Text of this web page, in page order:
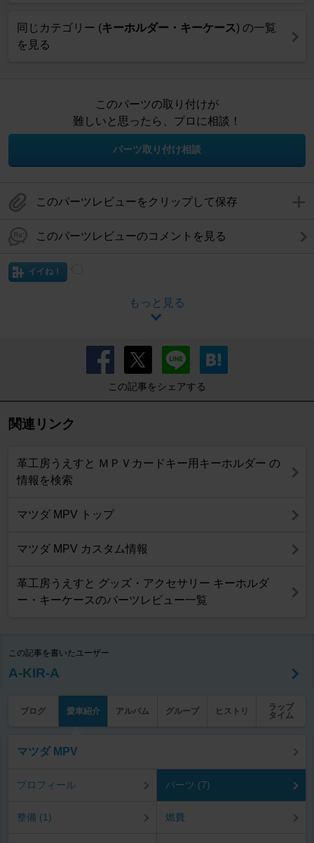
同じカテゴリー (キーホルダー・キーケース) の一覧
を見る
このパーツの取り付けが
難しいと思ったら、プロに相談！
パーツ取り付け相談
このパーツレビューをクリップして保存
このパーツレビューのコメントを見る
イイね！
もっと見る
この記事をシェアする
関連リンク
革工房うえすと ＭＰＶカードキー用キーホルダー の
情報を検索
マツダ MPV トップ
マツダ MPV カスタム情報
革工房うえすと グッズ・アクセサリー キーホルダ
ー・キーケースのパーツレビュー一覧
この記事を書いたユーザー
A-KIR-A
ブログ 愛車紹介 アルバム グループ ヒストリ
ラップ
タイム
マツダ MPV
プロフィール パーツ (7)
整備 (1) 燃費